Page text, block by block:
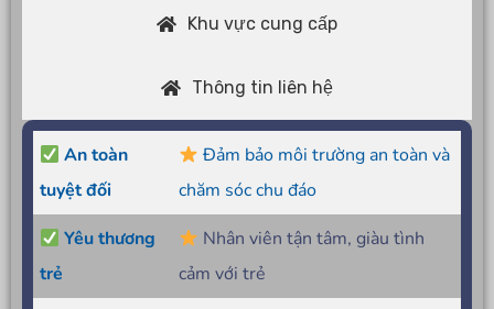
Khu vực cung cấp
Thông tin liên hệ
An toàn
tuyệt đối
Đảm bảo môi trường an toàn và
chăm sóc chu đáo
Yêu thương
trẻ
Nhân viên tận tâm, giàu tình
cảm với trẻ